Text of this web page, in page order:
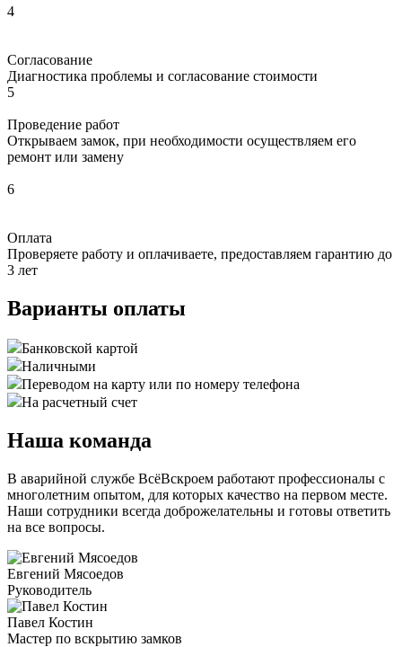
4
Согласование
Диагностика проблемы и согласование стоимости
5
Проведение работ
Открываем замок, при необходимости осуществляем его
ремонт или замену
6
Оплата
Проверяете работу и оплачиваете, предоставляем гарантию до
3 лет
Варианты оплаты
Банковской картой
Наличными
Переводом на карту или по номеру телефона
На расчетный счет
Наша команда
В аварийной службе ВсёВскроем работают профессионалы с
многолетним опытом, для которых качество на первом месте.
Наши сотрудники всегда доброжелательны и готовы ответить
на все вопросы.
Евгений Мясоедов
Руководитель
Павел Костин
Мастер по вскрытию замков